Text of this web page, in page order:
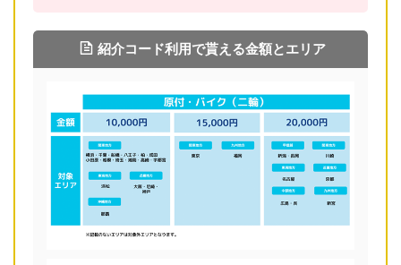
紹介コード利用で貰える金額とエリア